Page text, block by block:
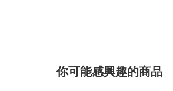
你可能感興趣的商品